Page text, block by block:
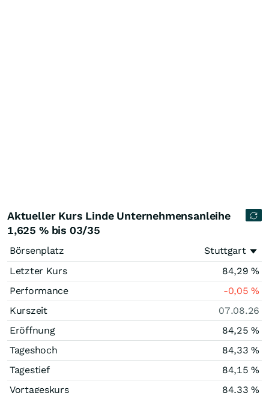
Aktueller Kurs Linde Unternehmensanleihe
1,625 % bis 03/35
Börsenplatz
Stuttgart
Letzter Kurs
84,29 %
Performance
-0,05%
Kurszeit
07.08.26
Eröffnung
84,25 %
Tageshoch
84,33 %
Tagestief
84,15 %
Vortageskurs
84,33%